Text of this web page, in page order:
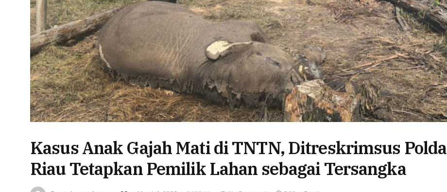
Kasus Anak Gajah Mati di TNTN, Ditreskrimsus Polda
Riau Tetapkan Pemilik Lahan sebagai Tersangka